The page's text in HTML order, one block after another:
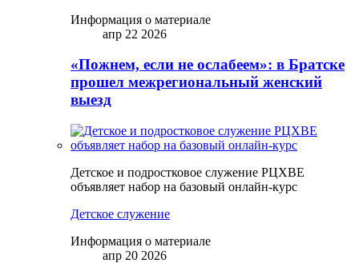
Информация о материале
апр 22 2026
«Пожнем, если не ослабеем»: в Братске
прошел межрегиональный женский
выезд
Детское и подростковое служение РЦХВЕ
объявляет набор на базовый онлайн-курс
Детское служение
Информация о материале
апр 20 2026